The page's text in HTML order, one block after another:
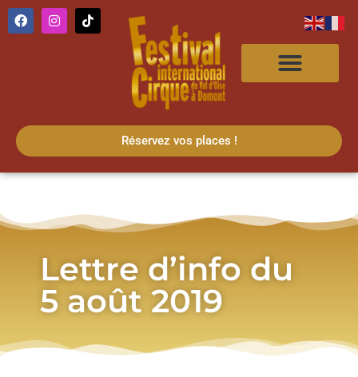
Réservez vos places !
Lettre d’info du
5 août 2019